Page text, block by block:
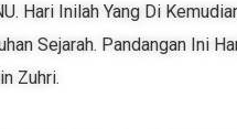
Hari Inilah Yang Di
Sejarah. Pandangan Ini
Zuhri.